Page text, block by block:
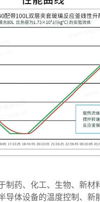
制药、化工、生物、新材
体设备的温度控制、